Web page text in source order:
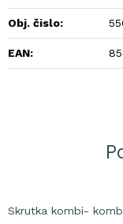
Obj. čislo:
EAN:
Skrutka kombi-